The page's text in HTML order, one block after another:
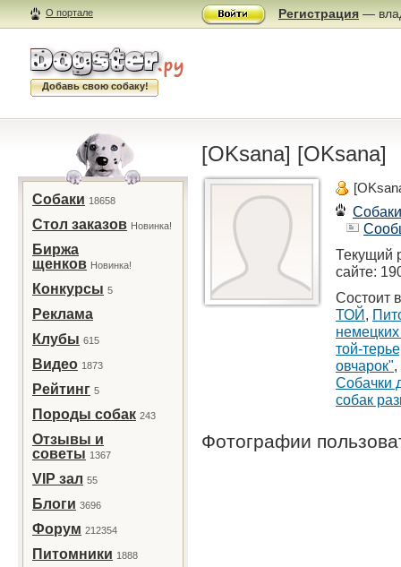
О портале Регистрация —
Добавь свою собаку!
Собаки 18658
Стол заказов Новинка!
Биржа
щенков Новинка!
Конкурсы 5
Реклама
Клубы 615
Видео 1873
Рейтинг 5
Породы собак 243
Отзывы и
советы 1367
VIP зал 55
Блоги 3696
Форум 212354
Питомники 1888
[OKsana] [OKsana]
Собаки
Текущий
сайте:
Состоит
ТОЙ,
той-
овчарок",
Собачки
собак
Фотографии